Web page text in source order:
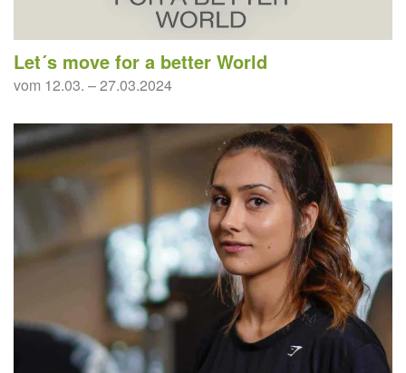
Let´s move for a better World
vom 12.03. – 27.03.2024